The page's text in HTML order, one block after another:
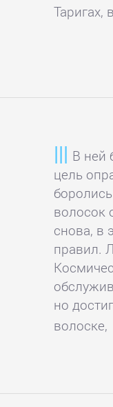
Таригах,
В ней
цель
волосок
снова, в
правил.
но
волоске,